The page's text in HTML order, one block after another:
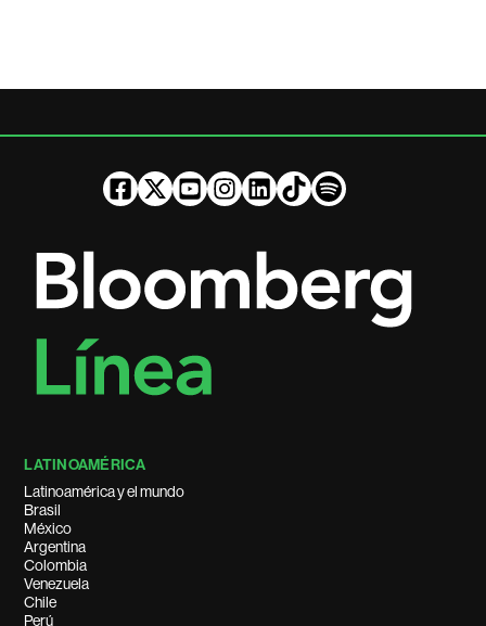
LATINOAMÉRICA
Latinoamérica y el mundo
Brasil
México
Argentina
Colombia
Venezuela
Chile
Perú